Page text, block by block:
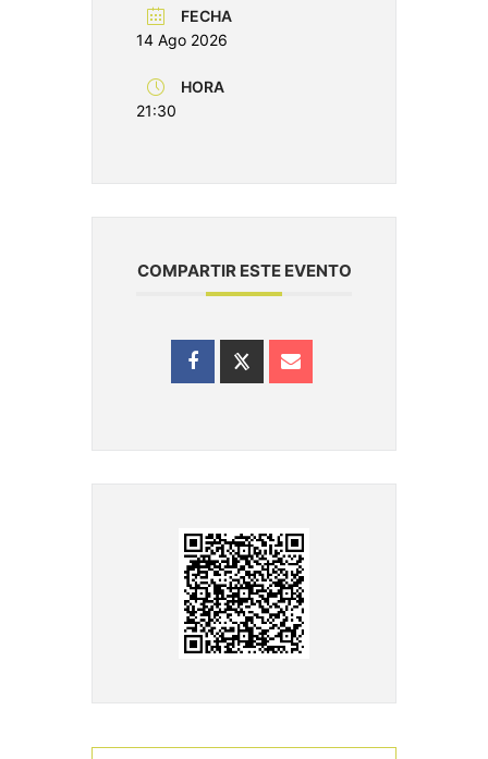
FECHA
14 Ago 2026
HORA
21:30
COMPARTIR ESTE EVENTO